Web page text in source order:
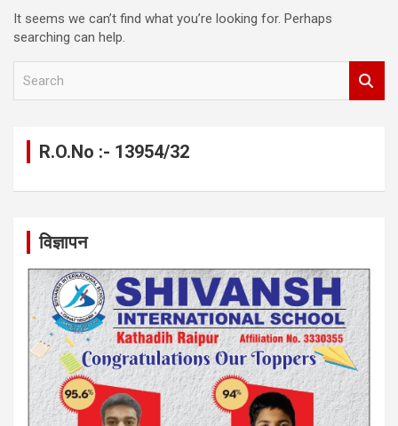
It seems we can’t find what you’re looking for. Perhaps
searching can help.
R.O.No :- 13954/32
विज्ञापन